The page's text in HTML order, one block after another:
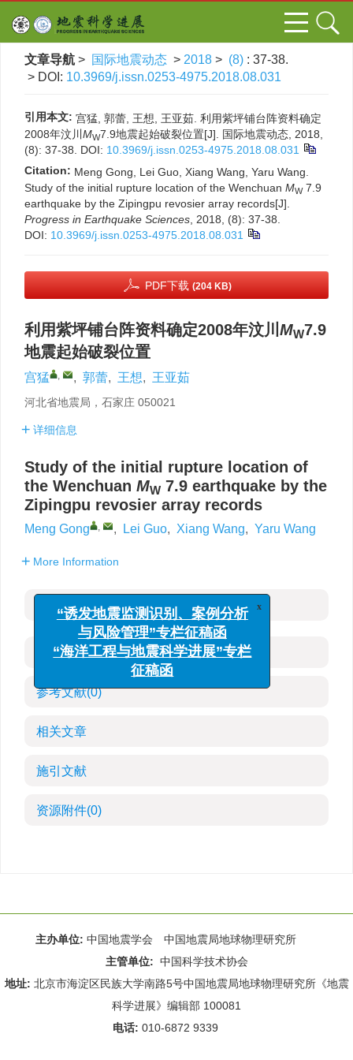
文章导航 > 国际地震动态 > 2018 > (8) : 37-38.
> DOI: 10.3969/j.issn.0253-4975.2018.08.031
引用本文: 宫猛, 郭蕾, 王想, 王亚茹. 利用紫坪铺台阵资料确定
2008年汶川 MW7.9地震起始破裂位置[J]. 国际地震动态, 2018,
(8): 37-38. DOI: 10.3969/j.issn.0253-4975.2018.08.031
Citation: Meng Gong, Lei Guo, Xiang Wang, Yaru Wang.
Study of the initial rupture location of the Wenchuan MW7.9
earthquake by the Zipingpu revosier array records[J].
Progress in Earthquake Sciences , 2018, (8): 37-38.
DOI: 10.3969/j.issn.0253-4975.2018.08.031
PDF下载 (204 KB)
利用紫坪铺台阵资料确定2008年汶川 MW7.9
地震起始破裂位置
宫猛 , , 郭蕾, 王想, 王亚茹
河北省地震局，石家庄 050021
详细信息
Study of the initial rupture location of
the Wenchuan MW 7.9 earthquake by the
Zipingpu revosier array records
Meng Gong , , Lei Guo, Xiang Wang, Yaru Wang
More Information
HTML全文
参考文献(0)
相关文章
施引文献
资源附件(0)
主办单位: 中国地震学会 中国地震局地球物理研究所
主管单位: 中国科学技术协会
地址: 北京市海淀区民族大学南路5号中国地震局地球物理研究所《地震
科学进展》编辑部 100081
电话: 010-6872 9339
x
“诱发地震监测识别、案例分析
与风险管理”专栏征稿函
“海洋工程与地震科学进展”专栏
征稿函